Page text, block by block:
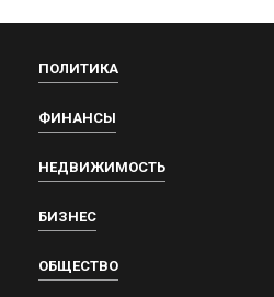
ПОЛИТИКА
ФИНАНСЫ
НЕДВИЖИМОСТЬ
БИЗНЕС
ОБЩЕСТВО